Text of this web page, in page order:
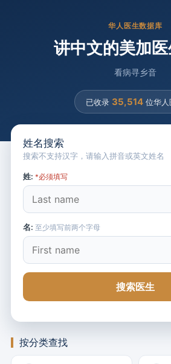
华人医生数据库
讲中文的美加
看病寻乡音
已收录 35,514 位华人
姓名搜索
搜索不支持汉字，请输入拼音或英文姓名
姓: *必须填写
名: 至少填写前两个字母
搜索医生
按分类查找